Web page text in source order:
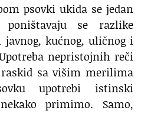
psovki ukida se jedan
se razlike
kućnog, uličnog i
nepristojnih reči
sa višim merilima
upotrebi istinski
primimo. Samo,